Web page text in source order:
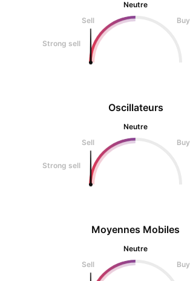
Oscillateurs
Neutre
Sell
Buy
Strong sell
Neutre
Sell
Buy
Strong sell
Moyennes Mobiles
Neutre
Sell
Buy